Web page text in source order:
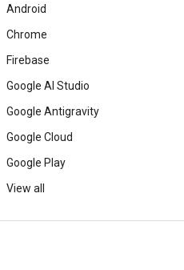
Android
Chrome
Firebase
Google AI Studio
Google Antigravity
Google Cloud
Google Play
View all